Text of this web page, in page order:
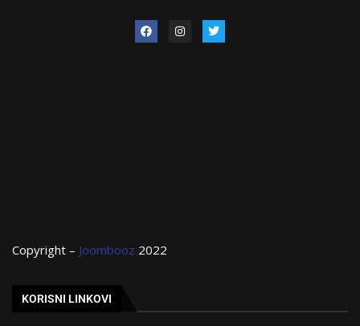
Copyright – Joombooz 2022
KORISNI LINKOVI